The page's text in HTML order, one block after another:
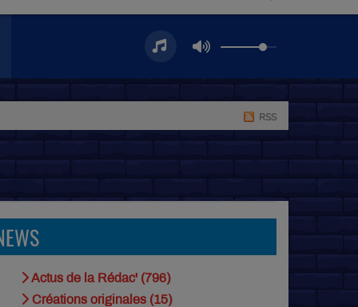
RSS
Actus de la Rédac' (796)
Créations originales (15)